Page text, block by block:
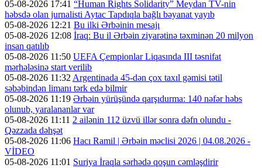
05-08-2026 17:41 “Human Rights Solidarity” Meydan TV-nin
həbsdə olan jurnalisti Aytac Tapdıqla bağlı bəyanat yayıb
05-08-2026 12:21 Bu ilki Ərbəinin mesajı
05-08-2026 12:08 İraq: Bu il Ərbəin ziyarətinə təxminən 20 milyon
insan qatılıb
05-08-2026 11:50 UEFA Çempionlar Liqasında III təsnifat
mərhələsinə start verilib
05-08-2026 11:32Argentinada 45-dən çox taxıl gəmisi tətil
səbəbindən limanı tərk edə bilmir
05-08-2026 11:19 Ərbəin yürüşündə qarşıdurma: 140 nəfər həbs
olunub, yaralananlar var
05-08-2026 11:11 2 ailənin 112 üzvü illər sonra dəfn olundu -
Qəzzada dəhşət
05-08-2026 11:06 Hacı Ramil | Ərbəin məclisi 2026 | 04.08.2026 -
VİDEO
05-08-2026 11:01 Suriya İraqla sərhədə qoşun cəmləşdirir